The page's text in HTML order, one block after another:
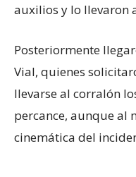
auxilios y lo llevaron
Posteriormente
Vial, quienes
llevarse al corralón
percance, aunque al
cinemática del